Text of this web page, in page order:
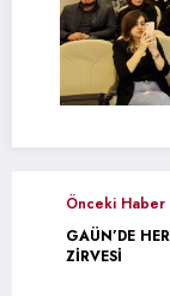
Önceki Haber
GAÜN’DE
ZİRVESİ